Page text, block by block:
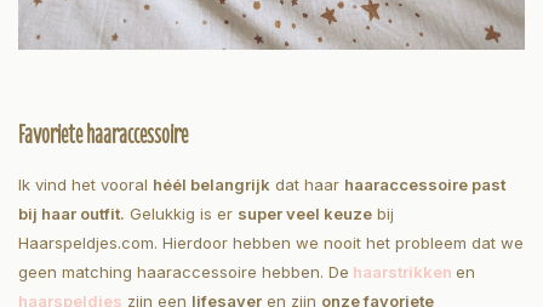
Favoriete haaraccessoire
Ik vind het vooral héél belangrijk dat haar haaraccessoire past
bij haar outfit. Gelukkig is er super veel keuze bij
Haarspeldjes.com. Hierdoor hebben we nooit het probleem dat we
geen matching haaraccessoire hebben. De haarstrikken en
haarspeldjes zijn een lifesaver en zijn onze favoriete